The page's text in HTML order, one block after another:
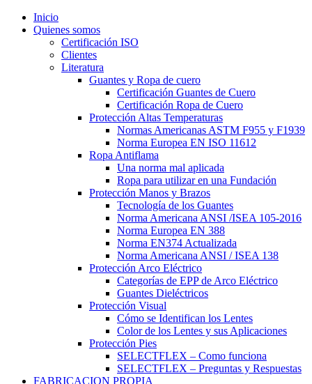
Inicio
Quienes somos
Certificación ISO
Clientes
Literatura
Guantes y Ropa de cuero
Certificación Guantes de Cuero
Certificación Ropa de Cuero
Protección Altas Temperaturas
Normas Americanas ASTM F955 y F1939
Norma Europea EN ISO 11612
Ropa Antiflama
Una norma mal aplicada
Ropa para utilizar en una Fundación
Protección Manos y Brazos
Tecnología de los Guantes
Norma Americana ANSI /ISEA 105-2016
Norma Europea EN 388
Norma EN374 Actualizada
Norma Americana ANSI / ISEA 138
Protección Arco Eléctrico
Categorías de EPP de Arco Eléctrico
Guantes Dieléctricos
Protección Visual
Cómo se Identifican los Lentes
Color de los Lentes y sus Aplicaciones
Protección Pies
SELECTFLEX – Como funciona
SELECTFLEX – Preguntas y Respuestas
FABRICACION PROPIA